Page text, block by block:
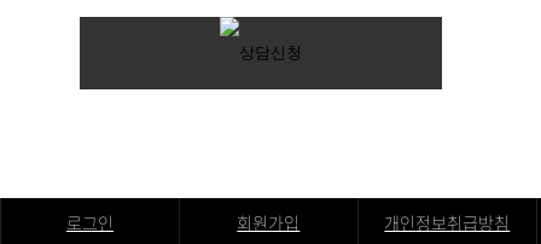
로그인 회원가입
개인정보취급방침